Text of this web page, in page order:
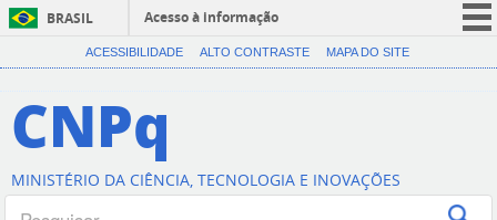
BRASIL
Acesso à informação
CORONAVÍRUS (COVID-19)
Canais
ACESSIBILIDADE ALTO CONTRASTE MAPA DO SITE
CNPq
MINISTÉRIO DA CIÊNCIA, TECNOLOGIA E INOVAÇÕES